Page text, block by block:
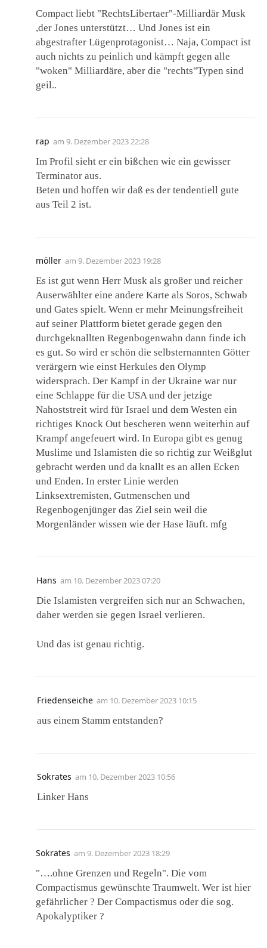
Compact liebt "RechtsLibertaer"-Milliardär Musk
,der Jones unterstützt… Und Jones ist ein
abgestrafter Lügenprotagonist… Naja, Compact ist
auch nichts zu peinlich und kämpft gegen alle
"woken" Milliardäre, aber die "rechts"Typen sind
geil..
rap am 9. Dezember 2023 22:28
Im Profil sieht er ein bißchen wie ein gewisser
Terminator aus.
Beten und hoffen wir daß es der tendentiell gute
aus Teil 2 ist.
möller am 9. Dezember 2023 19:28
Es ist gut wenn Herr Musk als großer und reicher
Auserwählter eine andere Karte als Soros, Schwab
und Gates spielt. Wenn er mehr Meinungsfreiheit
auf seiner Plattform bietet gerade gegen den
durchgeknallten Regenbogenwahn dann finde ich
es gut. So wird er schön die selbsternannten Götter
verärgern wie einst Herkules den Olymp
widersprach. Der Kampf in der Ukraine war nur
eine Schlappe für die USA und der jetzige
Nahoststreit wird für Israel und dem Westen ein
richtiges Knock Out bescheren wenn weiterhin auf
Krampf angefeuert wird. In Europa gibt es genug
Muslime und Islamisten die so richtig zur Weißglut
gebracht werden und da knallt es an allen Ecken
und Enden. In erster Linie werden
Linksextremisten, Gutmenschen und
Regenbogenjünger das Ziel sein weil die
Morgenländer wissen wie der Hase läuft. mfg
Hans am 10. Dezember 2023 07:20
Die Islamisten vergreifen sich nur an Schwachen,
daher werden sie gegen Israel verlieren.
Und das ist genau richtig.
Friedenseiche am 10. Dezember 2023 10:15
aus einem Stamm entstanden?
Sokrates am 10. Dezember 2023 10:56
Linker Hans
Sokrates am 9. Dezember 2023 18:29
"….ohne Grenzen und Regeln". Die vom
Compactismus gewünschte Traumwelt. Wer ist hier
gefährlicher ? Der Compactismus oder die sog.
Apokalyptiker ?